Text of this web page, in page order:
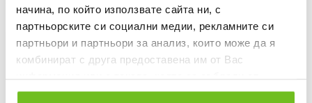
начина, по който използвате сайта ни, с
партньорските си социални медии, рекламните си
партньори и партньори за анализ, които може да я
комбинират с друга предоставена им от Вас
ползването от Ваша страна на услугите им.
ONLY
ONLINE
ONLY
ONLINE